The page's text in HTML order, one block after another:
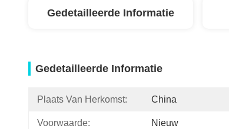
Gedetailleerde Informatie
Gedetailleerde Informatie
Plaats Van Herkomst: China
Voorwaarde: Nieuw